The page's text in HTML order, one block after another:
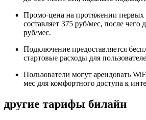
Промо-цена на протяжении первых
составляет 375 руб/мес, после чего
руб/мес.
Подключение предоставляется
стартовые расходы для
Пользователи могут арендовать
мес для комфортного доступа к
другие тарифы билайн